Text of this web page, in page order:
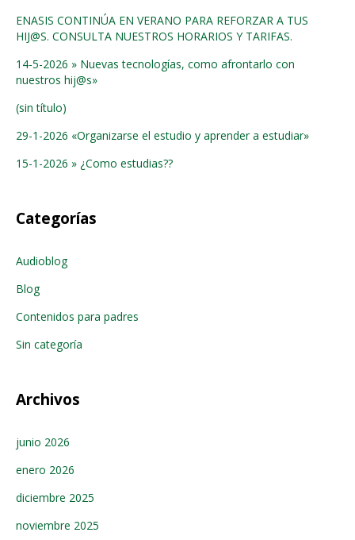
ENASIS CONTINÚA EN VERANO PARA REFORZAR A TUS
HIJ@S. CONSULTA NUESTROS HORARIOS Y TARIFAS.
14-5-2026 » Nuevas tecnologías, como afrontarlo con
nuestros hij@s»
(sin título)
29-1-2026 «Organizarse el estudio y aprender a estudiar»
15-1-2026 » ¿Como estudias??
Categorías
Audioblog
Blog
Contenidos para padres
Sin categoría
Archivos
junio 2026
enero 2026
diciembre 2025
noviembre 2025